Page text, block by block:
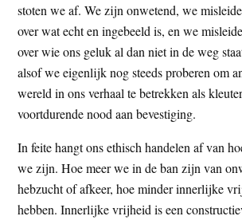
stoten we af. We zijn onwetend, we
over wat echt en ingebeeld is, en we
over wie ons geluk al dan niet in de weg
alsof we eigenlijk nog steeds proberen om
wereld in ons verhaal te betrekken als
voortdurende nood aan bevestiging.
In feite hangt ons ethisch handelen af van
we zijn. Hoe meer we in de ban zijn van
hebzucht of afkeer, hoe minder innerlijke
hebben. Innerlijke vrijheid is een